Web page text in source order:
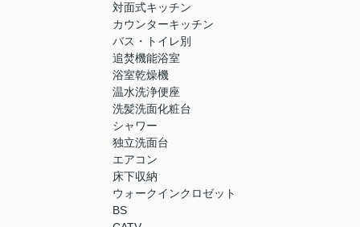
対面式キッチン
カウンターキッチン
バス・トイレ別
追焚機能浴室
浴室乾燥機
温水洗浄便座
洗髪洗面化粧台
シャワー
独立洗面台
エアコン
床下収納
ウォークインクロゼット
BS